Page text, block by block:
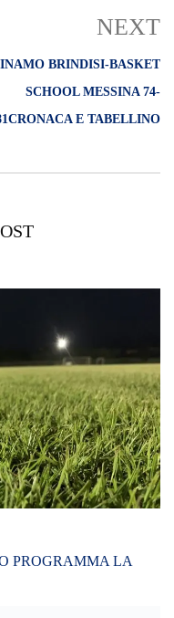
NEXT
BRINDISI-BASKET
SCHOOL MESSINA 74-
E TABELLINO
PROGRAMMA LA